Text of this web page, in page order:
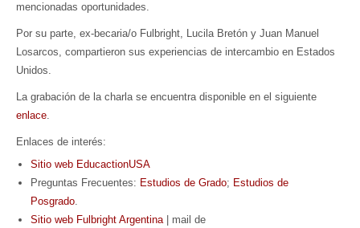
mencionadas oportunidades.
Por su parte, ex-becaria/o Fulbright, Lucila Bretón y Juan Manuel
Losarcos, compartieron sus experiencias de intercambio en Estados
Unidos.
La grabación de la charla se encuentra disponible en el siguiente
enlace.
Enlaces de interés:
Sitio web EducactionUSA
Preguntas Frecuentes: Estudios de Grado; Estudios de
Posgrado.
Sitio web Fulbright Argentina| mail de